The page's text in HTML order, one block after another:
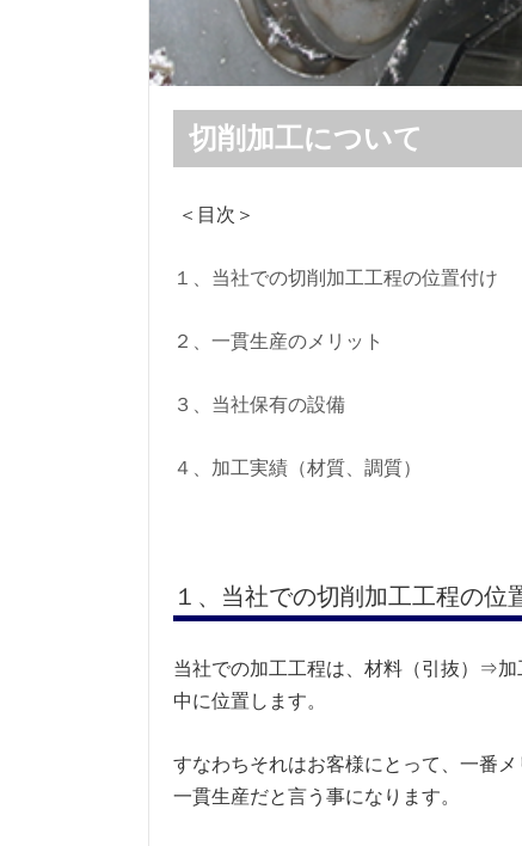
切削加工について
＜目次＞
１、当社での切削加工工程の位置付け
２、一貫生産のメリット
３、当社保有の設備
４、加工実績（材質、調質）
１、当社での切削加工工程の位
当社での加工工程は、材料（引抜）⇒
中に位置します。
すなわちそれはお客様にとって、一番
一貫生産だと言う事になります。